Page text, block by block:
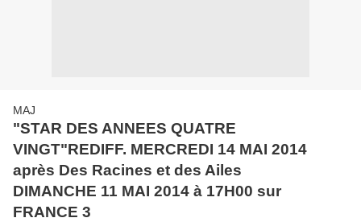
MAJ
"STAR DES ANNEES QUATRE
VINGT"REDIFF. MERCREDI 14 MAI 2014
après Des Racines et des Ailes
DIMANCHE 11 MAI 2014 à 17H00 sur
FRANCE 3